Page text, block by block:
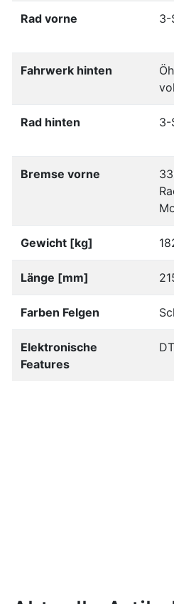
Rad vorne 3-
Fahrwerk hinten
Rad hinten 3-
Bremse vorne
Gewicht [kg]
Länge [mm]
Farben Felgen
Elektronische
Features